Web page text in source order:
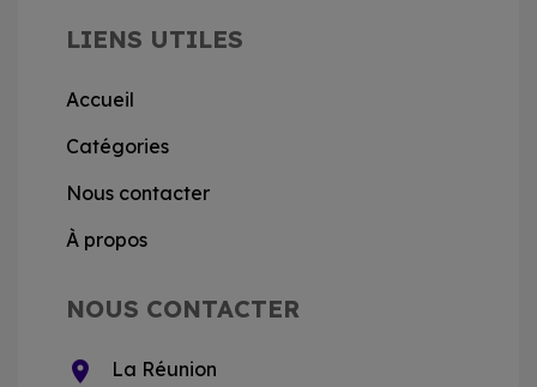
LIENS UTILES
Accueil
Catégories
Nous contacter
À propos
NOUS CONTACTER
location_on La Réunion